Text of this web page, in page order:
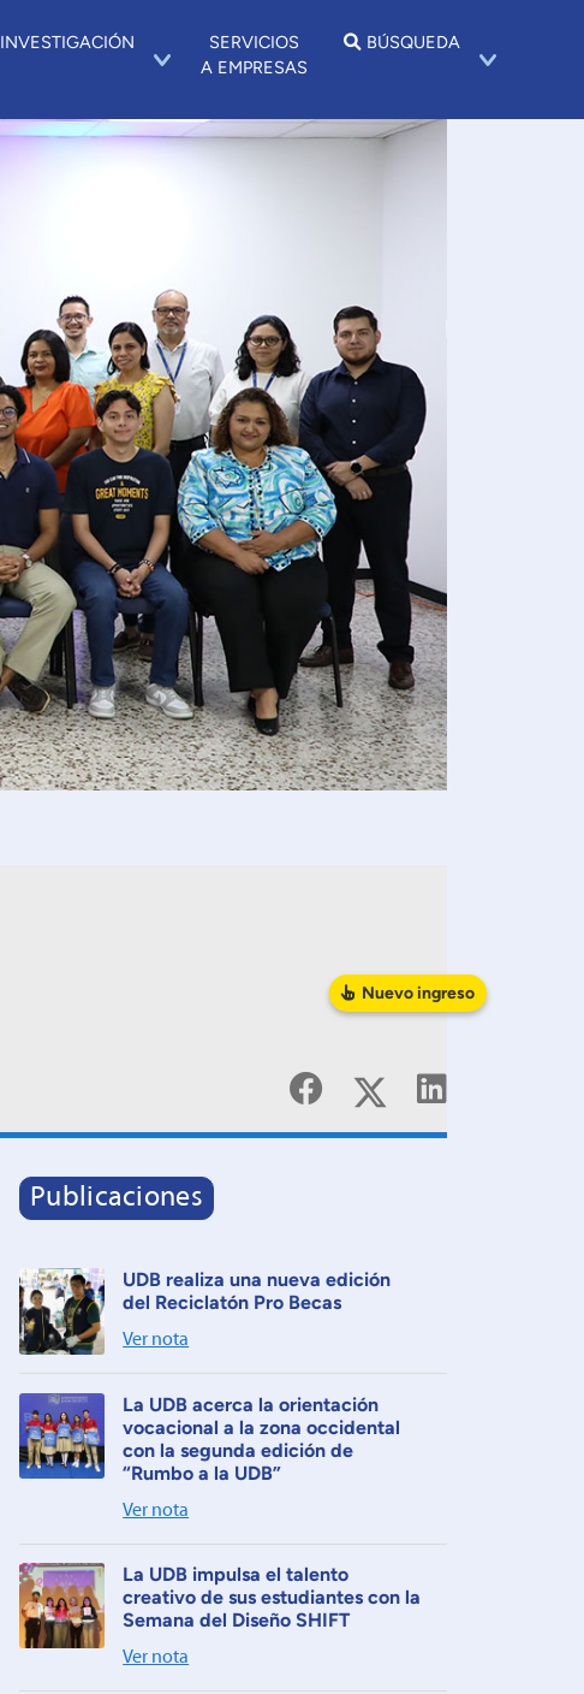
INVESTIGACIÓN
SERVICIOS
A EMPRESAS
BÚSQUEDA
Publicaciones
UDB realiza una nueva edición
del Reciclatón Pro Becas
Ver nota
La UDB acerca la orientación
vocacional a la zona occidental
con la segunda edición de
“Rumbo a la UDB”
Ver nota
La UDB impulsa el talento
creativo de sus estudiantes con la
Semana del Diseño SHIFT
Ver nota
Nuevoingreso